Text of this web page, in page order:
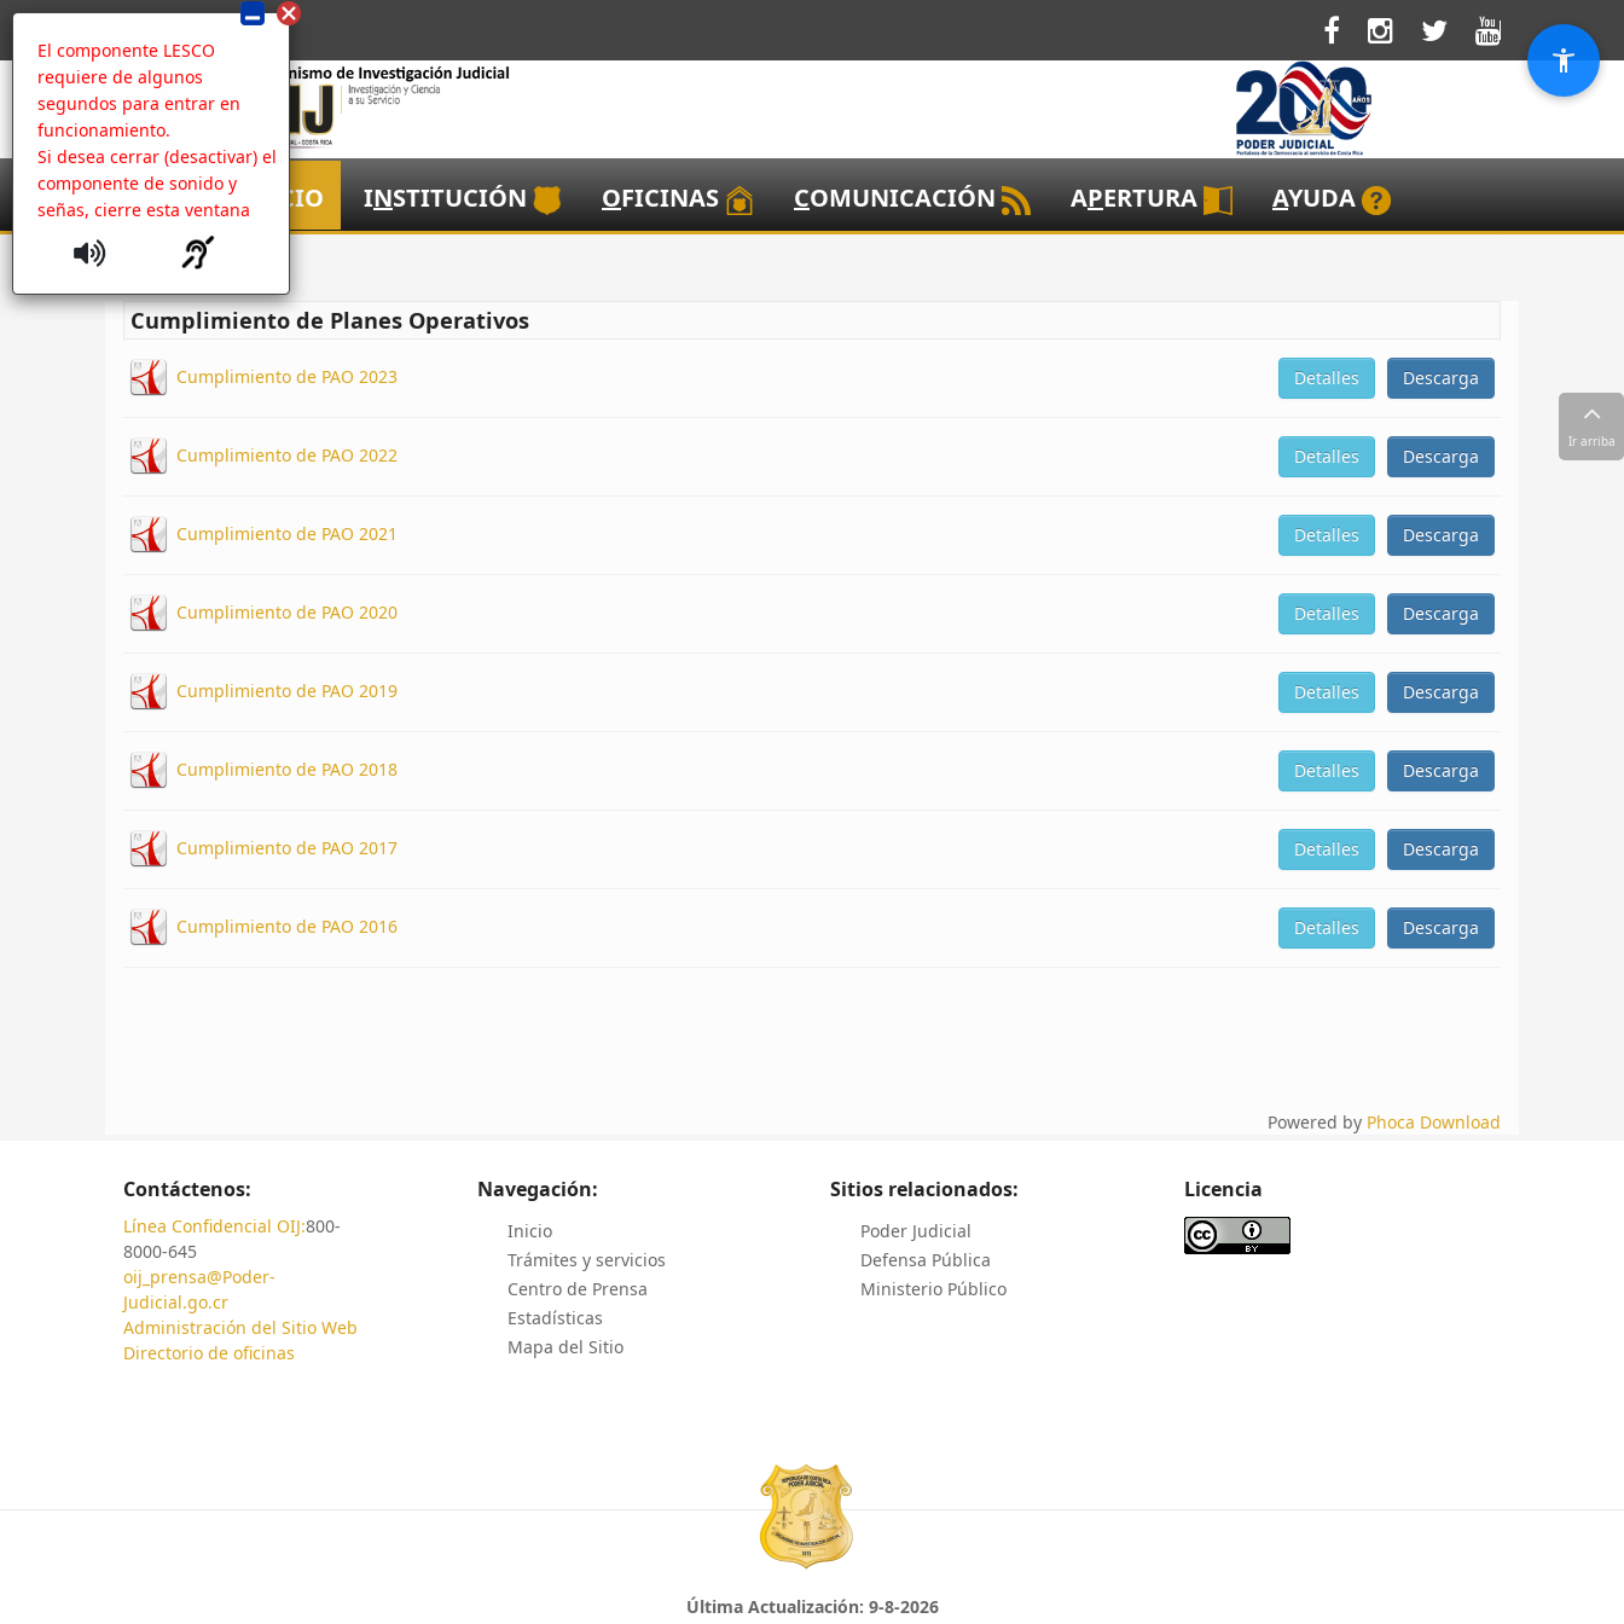
El componente LESCO
requiere de algunos
segundos para entrar en
funcionamiento.
Si desea cerrar (desactivar) el
componente de sonido y
señas, cierre esta ventana
NICIO INSTITUCIÓN OFICINAS COMUNICACIÓN APERTURA AYUDA
Inicio
Cumplimiento de Planes Operativos
Cumplimiento de PAO 2023 Descarga
Detalles
Cumplimiento de PAO 2022 Descarga
Detalles
Cumplimiento de PAO 2021 Descarga
Detalles
Cumplimiento de PAO 2020 Descarga
Detalles
Cumplimiento de PAO 2019 Descarga
Detalles
Cumplimiento de PAO 2018 Descarga
Detalles
Cumplimiento de PAO 2017 Descarga
Detalles
Cumplimiento de PAO 2016 Descarga
Detalles
Powered by Phoca Download
Contáctenos:
Línea Confidencial OIJ:800-
8000-645
oij_prensa@Poder-
Judicial.go.cr
Administración del Sitio Web
Directorio de oficinas
Navegación:
Inicio
Trámites y servicios
Centro de Prensa
Estadísticas
Mapa del Sitio
Sitios relacionados:
Poder Judicial
Defensa Pública
Ministerio Público
Licencia
Última Actualización: 9-8-2026
Ir arriba